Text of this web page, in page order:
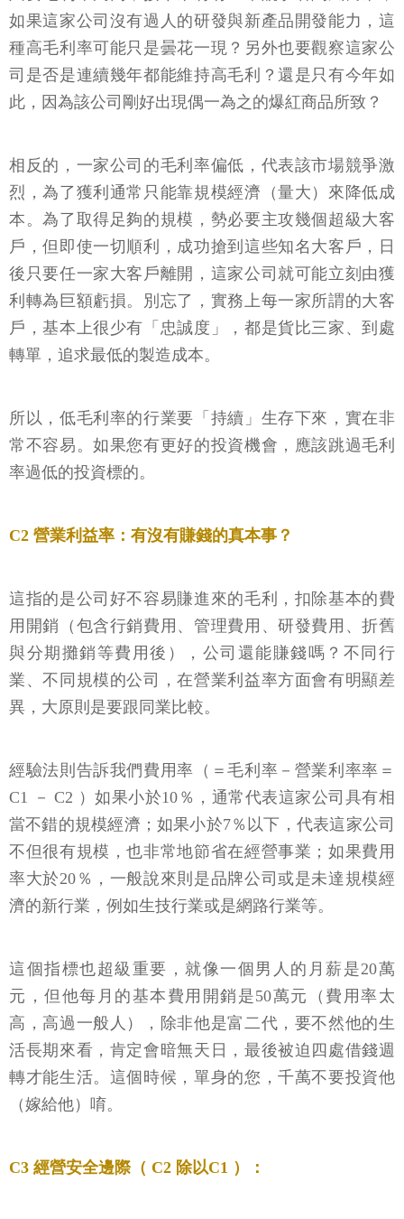
如果這家公司沒有過人的研發與新產品開發能力，這
種高毛利率可能只是曇花一現？另外也要觀察這家公
司是否是連續幾年都能維持高毛利？還是只有今年如
此，因為該公司剛好出現偶一為之的爆紅商品所致？
相反的，一家公司的毛利率偏低，代表該市場競爭激
烈，為了獲利通常只能靠規模經濟（量大）來降低成
本。為了取得足夠的規模，勢必要主攻幾個超級大客
戶，但即使一切順利，成功搶到這些知名大客戶，日
後只要任一家大客戶離開，這家公司就可能立刻由獲
利轉為巨額虧損。別忘了，實務上每一家所謂的大客
戶，基本上很少有「忠誠度」，都是貨比三家、到處
轉單，追求最低的製造成本。
所以，低毛利率的行業要「持續」生存下來，實在非
常不容易。如果您有更好的投資機會，應該跳過毛利
率過低的投資標的。
C2 營業利益率：有沒有賺錢的真本事？
這指的是公司好不容易賺進來的毛利，扣除基本的費
用開銷（包含行銷費用、管理費用、研發費用、折舊
與分期攤銷等費用後），公司還能賺錢嗎？不同行
業、不同規模的公司，在營業利益率方面會有明顯差
異，大原則是要跟同業比較。
經驗法則告訴我們費用率（＝毛利率－營業利率率＝
C1 － C2 ）如果小於10％，通常代表這家公司具有相
當不錯的規模經濟；如果小於7％以下，代表這家公司
不但很有規模，也非常地節省在經營事業；如果費用
率大於20％，一般說來則是品牌公司或是未達規模經
濟的新行業，例如生技行業或是網路行業等。
這個指標也超級重要，就像一個男人的月薪是20萬
元，但他每月的基本費用開銷是50萬元（費用率太
高，高過一般人），除非他是富二代，要不然他的生
活長期來看，肯定會暗無天日，最後被迫四處借錢週
轉才能生活。這個時候，單身的您，千萬不要投資他
（嫁給他）唷。
C3 經營安全邊際（ C2 除以C1 ）：